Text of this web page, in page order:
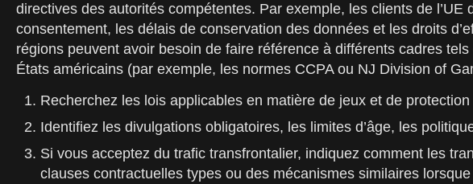
directives des autorités compétentes. Par exemple, les clients de
consentement, les délais de conservation des données et les droits
régions peuvent avoir besoin de faire référence à différents cadres
États américains (par exemple, les normes CCPA ou NJ Division of
Recherchez les lois applicables en matière de jeux et de
Identifiez les divulgations obligatoires, les limites d’âge, les
Si vous acceptez du trafic transfrontalier, indiquez comment les
clauses contractuelles types ou des mécanismes similaires lorsque